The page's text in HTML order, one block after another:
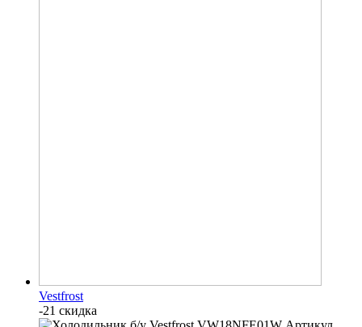
Vestfrost
-21 скидка